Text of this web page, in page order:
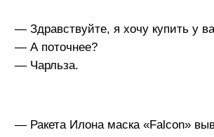
— Здравствуйте, я хочу купить у
— А поточнее?
— Чарльза.
— Ракета Илона маска «Falcon»